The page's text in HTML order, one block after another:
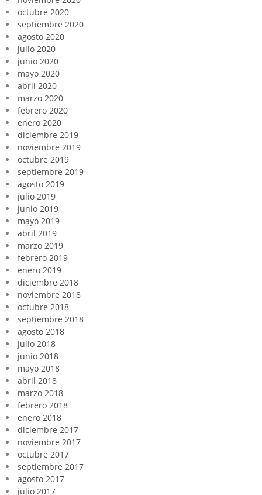
octubre 2020
septiembre 2020
agosto 2020
julio 2020
junio 2020
mayo 2020
abril 2020
marzo 2020
febrero 2020
enero 2020
diciembre 2019
noviembre 2019
octubre 2019
septiembre 2019
agosto 2019
julio 2019
junio 2019
mayo 2019
abril 2019
marzo 2019
febrero 2019
enero 2019
diciembre 2018
noviembre 2018
octubre 2018
septiembre 2018
agosto 2018
julio 2018
junio 2018
mayo 2018
abril 2018
marzo 2018
febrero 2018
enero 2018
diciembre 2017
noviembre 2017
octubre 2017
septiembre 2017
agosto 2017
julio 2017